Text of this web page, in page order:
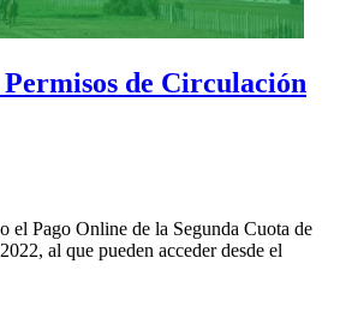
Permisos de Circulación
el Pago Online de la Segunda Cuota de
al que pueden acceder desde el